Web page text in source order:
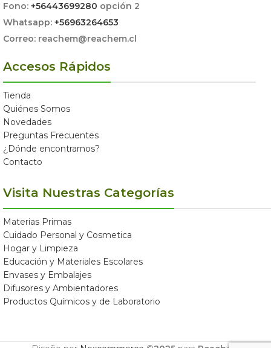
Fono: +56443699280 opción 2
Whatsapp: +56963264653
Correo: reachem@reachem.cl
Accesos Rápidos
Tienda
Quiénes Somos
Novedades
Preguntas Frecuentes
¿Dónde encontrarnos?
Contacto
Visita Nuestras Categorías
Materias Primas
Cuidado Personal y Cosmetica
Hogar y Limpieza
Educación y Materiales Escolares
Envases y Embalajes
Difusores y Ambientadores
Productos Químicos y de Laboratorio